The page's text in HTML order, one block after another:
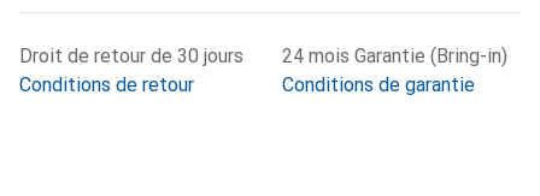
Droit de retour de 30 jours
Conditions de retour
24 mois Garantie (Bring-in)
Conditions de garantie